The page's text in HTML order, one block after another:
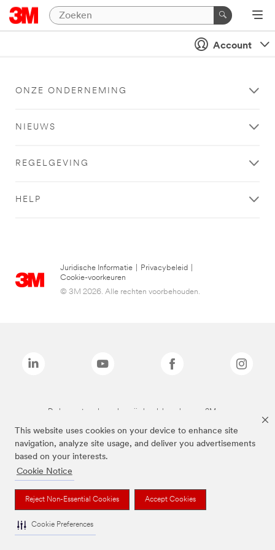
This website uses cookies on your device to enhance site
navigation, analyze site usage, and deliver you advertisements
based on your interests.
Cookie Notice
Reject Non-Essential Cookies Accept Cookies
Cookie Preferences
Account
ONZE ONDERNEMING
NIEUWS
REGELGEVING
HELP
Juridische Informatie Privacybeleid
Cookie-voorkeuren
© 3M 2026. Alle rechten voorbehouden.
De bovenstaande merken zijn handelsmerken van 3M.we